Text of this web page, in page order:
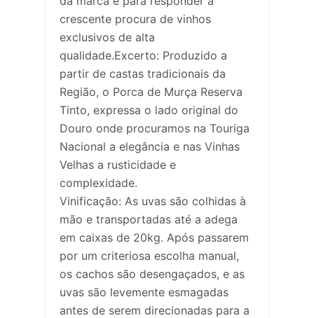
crescente procura de vinhos
exclusivos de alta
qualidade.Excerto: Produzido a
partir de castas tradicionais da
Região, o Porca de Murça Reserva
Tinto, expressa o lado original do
Douro onde procuramos na Touriga
Nacional a elegância e nas Vinhas
Velhas a rusticidade e
complexidade.
Vinificação: As uvas são colhidas à
mão e transportadas até a adega
em caixas de 20kg. Após passarem
por um criteriosa escolha manual,
os cachos são desengaçados, e as
uvas são levemente esmagadas
antes de serem direcionadas para a